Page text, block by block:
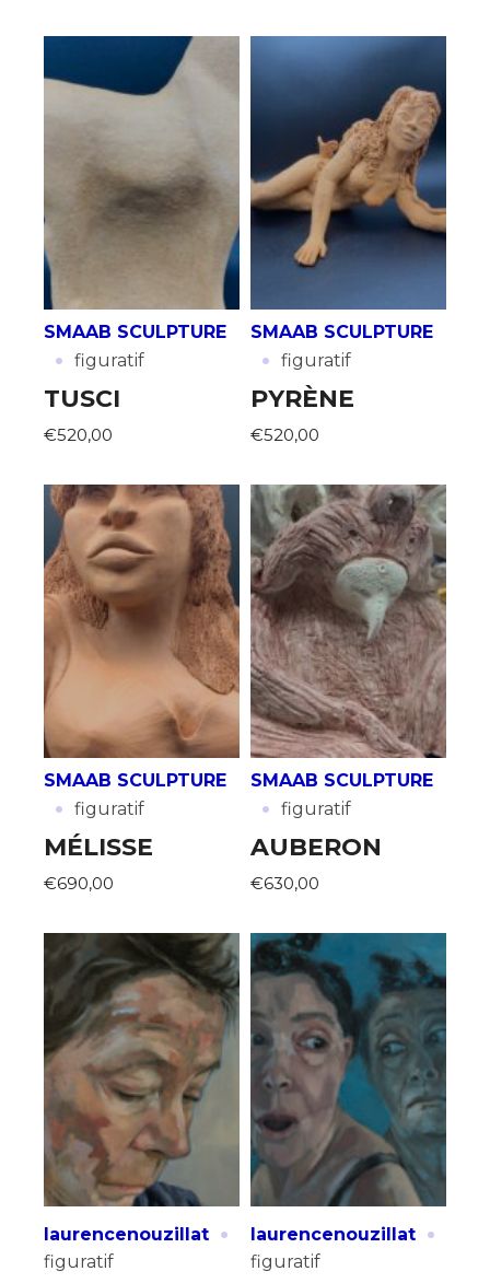
SMAAB SCULPTURE
· figuratif
TUSCI
€520,00
SMAAB SCULPTURE
· figuratif
PYRÈNE
€520,00
SMAAB SCULPTURE
· figuratif
MÉLISSE
€690,00
SMAAB SCULPTURE
· figuratif
AUBERON
€630,00
laurencenouzillat ·
figuratif
laurencenouzillat ·
figuratif